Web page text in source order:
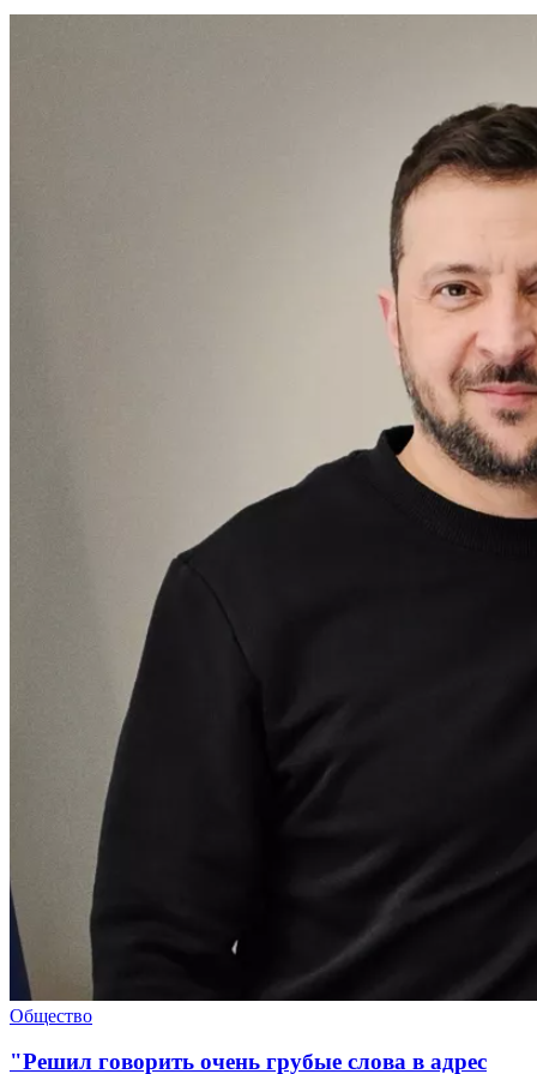
Общество
"Решил говорить очень грубые слова в адрес